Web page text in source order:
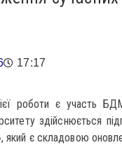
17:17
роботи є участь
здійснюється
є складовою